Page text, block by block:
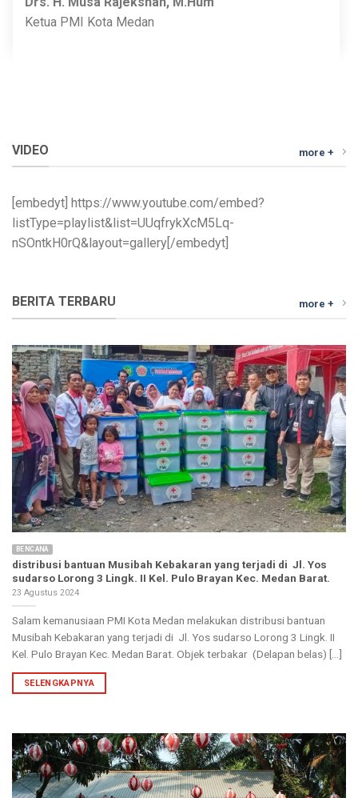
Ketua PMI Kota Medan
VIDEO more +
[embedyt] https://www.youtube.com/embed?
listType=playlist&list=UUqfrykXcM5Lq-
nSOntkH0rQ&layout=gallery[/embedyt]
BERITA TERBARU more +
BENCANA
distribusi bantuan Musibah Kebakaran yang terjadi di Jl. Yos
sudarso Lorong 3 Lingk. II Kel. Pulo Brayan Kec. Medan Barat.
23 Agustus 2024
Salam kemanusiaan PMI Kota Medan melakukan distribusi bantuan
Musibah Kebakaran yang terjadi di Jl. Yos sudarso Lorong 3 Lingk. II
Kel. Pulo Brayan Kec. Medan Barat. Objek terbakar (Delapan belas) [...]
SELENGKAPNYA